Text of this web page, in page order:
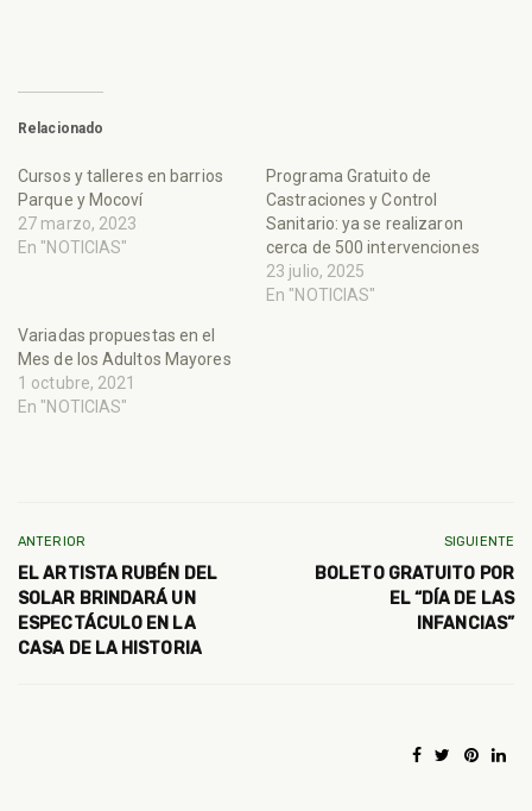
Relacionado
Cursos y talleres en barrios
Parque y Mocoví
27 marzo, 2023
En "NOTICIAS"
Programa Gratuito de
Castraciones y Control
Sanitario: ya se realizaron
cerca de 500 intervenciones
23 julio, 2025
En "NOTICIAS"
Variadas propuestas en el
Mes de los Adultos Mayores
1 octubre, 2021
En "NOTICIAS"
ANTERIOR
EL ARTISTA RUBÉN DEL
SOLAR BRINDARÁ UN
ESPECTÁCULO EN LA
CASA DE LA HISTORIA
SIGUIENTE
BOLETO GRATUITO POR
EL “DÍA DE LAS
INFANCIAS”